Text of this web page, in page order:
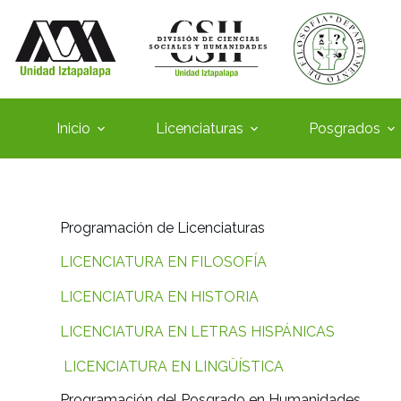
Inicio Licenciaturas Posgrados
Programación de Licenciaturas
LICENCIATURA EN FILOSOFÍA
LICENCIATURA EN HISTORIA
LICENCIATURA EN LETRAS HISPÁNICAS
LICENCIATURA EN LINGÜÍSTICA